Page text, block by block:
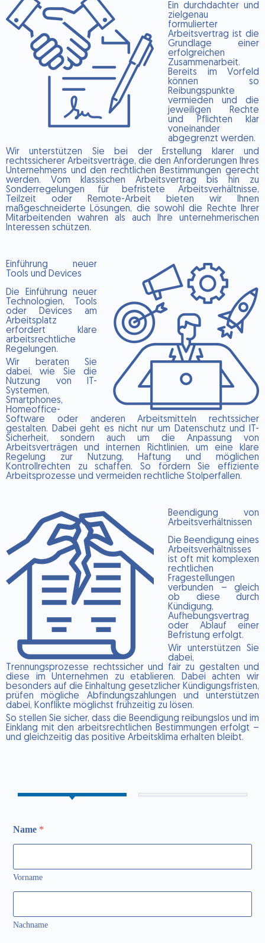
Ein durchdachter und
zielgenau
formulierter
Arbeitsvertrag ist die
Grundlage einer
erfolgreichen
Zusammenarbeit.
Bereits im Vorfeld
können so
Reibungspunkte
vermieden und die
jeweiligen Rechte
und Pflichten klar
voneinander
abgegrenzt werden.
Wir unterstützen Sie bei der Erstellung klarer und
rechtssicherer Arbeitsverträge, die den Anforderungen Ihres
Unternehmens und den rechtlichen Bestimmungen gerecht
werden. Vom klassischen Arbeitsvertrag bis hin zu
Sonderregelungen für befristete Arbeitsverhältnisse,
Teilzeit oder Remote-Arbeit bieten wir Ihnen
maßgeschneiderte Lösungen, die sowohl die Rechte Ihrer
Mitarbeitenden wahren als auch Ihre unternehmerischen
Interessen schützen.
Einführung neuer
Tools und Devices
Die Einführung neuer
Technologien, Tools
oder Devices am
Arbeitsplatz
erfordert klare
arbeitsrechtliche
Regelungen.
Wir beraten Sie
dabei, wie Sie die
Nutzung von IT-
Systemen,
Smartphones,
Homeoffice-
Software oder anderen Arbeitsmitteln rechtssicher
gestalten. Dabei geht es nicht nur um Datenschutz und IT-
Sicherheit, sondern auch um die Anpassung von
Arbeitsverträgen und internen Richtlinien, um eine klare
Regelung zur Nutzung, Haftung und möglichen
Kontrollrechten zu schaffen. So fördern Sie effiziente
Arbeitsprozesse und vermeiden rechtliche Stolperfallen.
Beendigung von
Arbeitsverhältnissen
Die Beendigung eines
Arbeitsverhältnisses
ist oft mit komplexen
rechtlichen
Fragestellungen
verbunden – gleich
ob diese durch
Kündigung,
Aufhebungsvertrag
oder Ablauf einer
Befristung erfolgt.
Wir unterstützen Sie
dabei,
Trennungsprozesse rechtssicher und fair zu gestalten und
diese im Unternehmen zu etablieren. Dabei achten wir
besonders auf die Einhaltung gesetzlicher Kündigungsfristen,
prüfen mögliche Abfindungszahlungen und unterstützen
dabei, Konflikte möglichst frühzeitig zu lösen.
So stellen Sie sicher, dass die Beendigung reibungslos und im
Einklang mit den arbeitsrechtlichen Bestimmungen erfolgt –
und gleichzeitig das positive Arbeitsklima erhalten bleibt.
Name *
Vorname
Nachname